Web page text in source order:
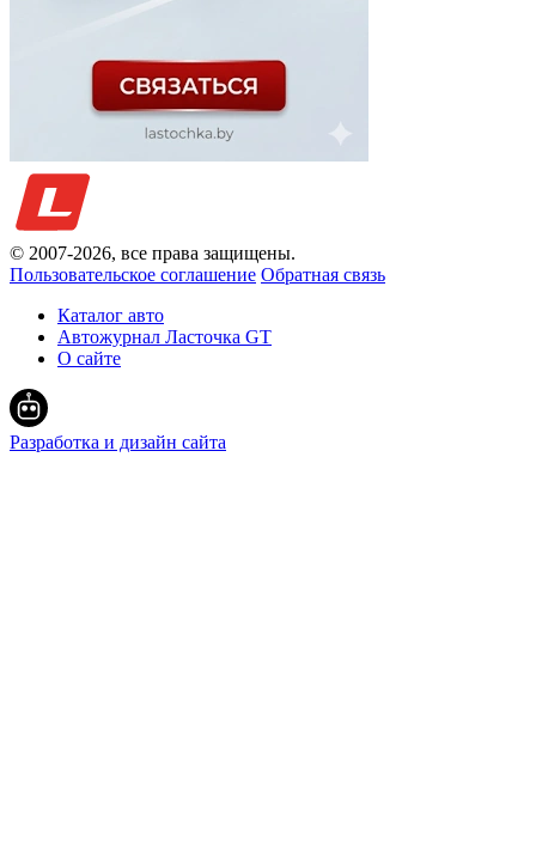
© 2007-2026, все права защищены.
Пользовательское соглашение Обратная связь
Каталог авто
Автожурнал Ласточка GT
О сайте
Разработка и дизайн сайта